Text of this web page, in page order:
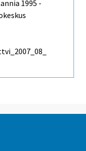
1995 -